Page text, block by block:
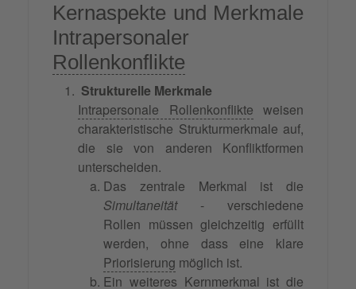
Kernaspekte und Merkmale
Intrapersonaler
Rollenkonflikte
Strukturelle Merkmale
Intrapersonale Rollenkonflikte weisen
charakteristische Strukturmerkmale auf,
die sie von anderen Konfliktformen
unterscheiden.
Das zentrale Merkmal ist die
Simultaneität- verschiedene
Rollen müssen gleichzeitig erfüllt
werden, ohne dass eine klare
Priorisierung möglich ist.
Ein weiteres Kernmerkmal ist die